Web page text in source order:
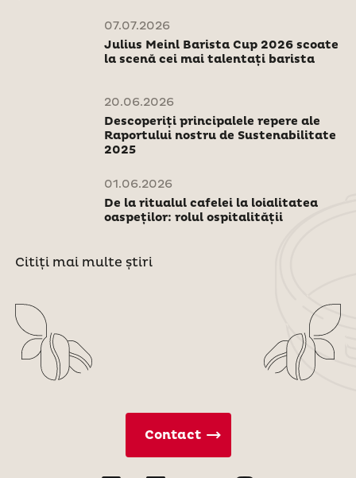
07.07.2026
Julius Meinl Barista Cup 2026 scoate
la scenă cei mai talentați barista
20.06.2026
Descoperiți principalele repere ale
Raportului nostru de Sustenabilitate
2025
01.06.2026
De la ritualul cafelei la loialitatea
oaspeților: rolul ospitalității
Citiți mai multe știri
Contact